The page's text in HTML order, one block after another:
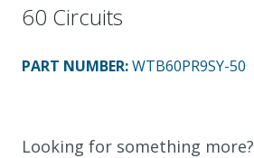
60 Circuits
PART NUMBER:WTB60PR9SY-50
Looking for something more?